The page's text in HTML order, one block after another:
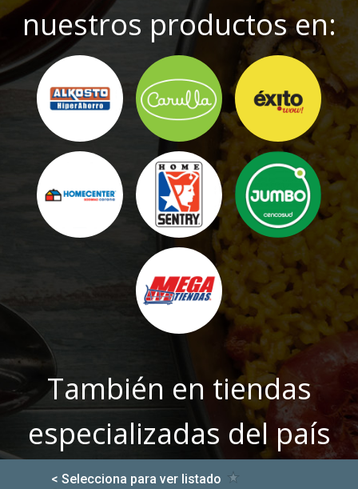
nuestros productos en:
También en tiendas
especializadas del país